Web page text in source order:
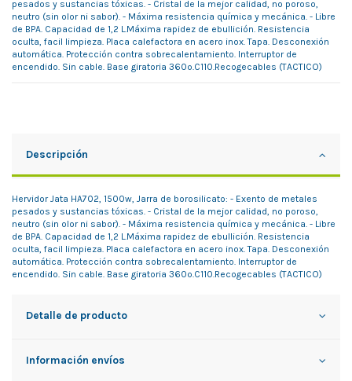
pesados y sustancias tóxicas. - Cristal de la mejor calidad, no poroso,
neutro (sin olor ni sabor). - Máxima resistencia química y mecánica. - Libre
de BPA. Capacidad de 1,2 L.Máxima rapidez de ebullición. Resistencia
oculta, facil limpieza. Placa calefactora en acero inox. Tapa. Desconexión
automática. Protección contra sobrecalentamiento. Interruptor de
encendido. Sin cable. Base giratoria 360º.C110.Recogecables (TACTICO)
Descripción
Hervidor Jata HA702, 1500w, Jarra de borosilicato: - Exento de metales
pesados y sustancias tóxicas. - Cristal de la mejor calidad, no poroso,
neutro (sin olor ni sabor). - Máxima resistencia química y mecánica. - Libre
de BPA. Capacidad de 1,2 L.Máxima rapidez de ebullición. Resistencia
oculta, facil limpieza. Placa calefactora en acero inox. Tapa. Desconexión
automática. Protección contra sobrecalentamiento. Interruptor de
encendido. Sin cable. Base giratoria 360º.C110.Recogecables (TACTICO)
Detalle de producto
Información envíos